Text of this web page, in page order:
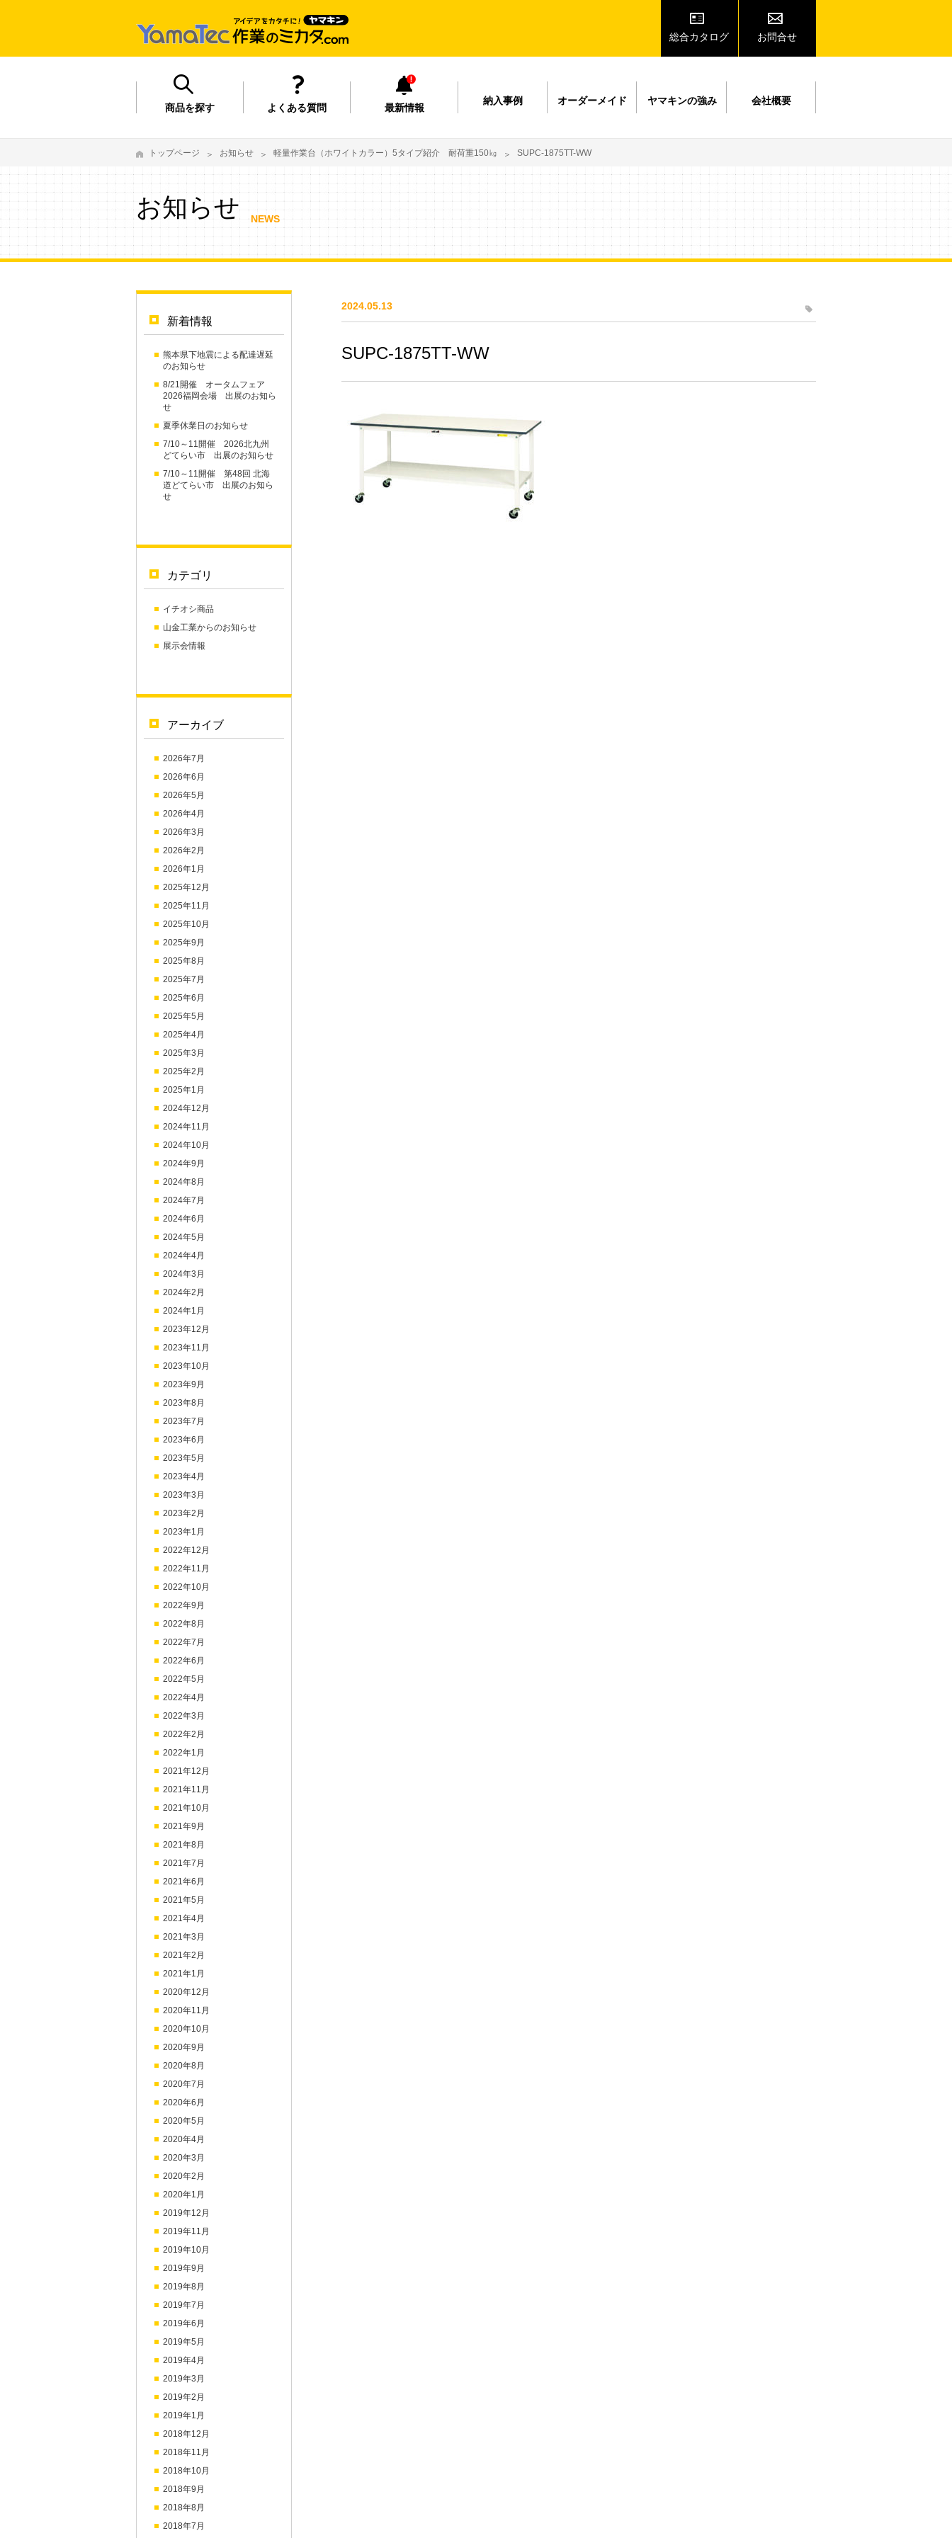
総合カタログ お問合せ
商品を探す よくある質問 最新情報
納入事例 オーダーメイド ヤマキンの強み 会社概要
トップページ お知らせ 軽量作業台（ホワイトカラー）5タイプ紹介 耐荷重150㎏ SUPC-1875TT-WW
お知らせ NEWS
新着情報
熊本県下地震による配達遅延
のお知らせ
8/21開催 オータムフェア
2026福岡会場 出展のお知ら
せ
夏季休業日のお知らせ
7/10～11開催 2026北九州
どてらい市 出展のお知らせ
7/10～11開催 第48回 北海
道どてらい市 出展のお知ら
せ
カテゴリ
イチオシ商品
山金工業からのお知らせ
展示会情報
アーカイブ
2026年7月
2026年6月
2026年5月
2026年4月
2026年3月
2026年2月
2026年1月
2025年12月
2025年11月
2025年10月
2025年9月
2025年8月
2025年7月
2025年6月
2025年5月
2025年4月
2025年3月
2025年2月
2025年1月
2024年12月
2024年11月
2024年10月
2024年9月
2024年8月
2024年7月
2024年6月
2024年5月
2024年4月
2024年3月
2024年2月
2024年1月
2023年12月
2023年11月
2023年10月
2023年9月
2023年8月
2023年7月
2023年6月
2023年5月
2023年4月
2023年3月
2023年2月
2023年1月
2022年12月
2022年11月
2022年10月
2022年9月
2022年8月
2022年7月
2022年6月
2022年5月
2022年4月
2022年3月
2022年2月
2022年1月
2021年12月
2021年11月
2021年10月
2021年9月
2021年8月
2021年7月
2021年6月
2021年5月
2021年4月
2021年3月
2021年2月
2021年1月
2020年12月
2020年11月
2020年10月
2020年9月
2020年8月
2020年7月
2020年6月
2020年5月
2020年4月
2020年3月
2020年2月
2020年1月
2019年12月
2019年11月
2019年10月
2019年9月
2019年8月
2019年7月
2019年6月
2019年5月
2019年4月
2019年3月
2019年2月
2019年1月
2018年12月
2018年11月
2018年10月
2018年9月
2018年8月
2018年7月
2024.05.13
SUPC-1875TT-WW